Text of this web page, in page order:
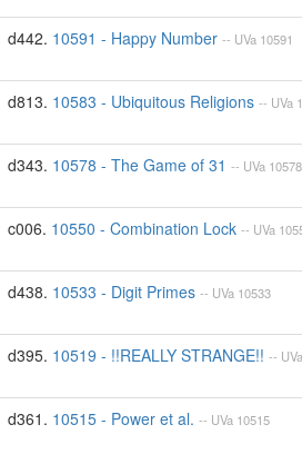
d442. 10591 - Happy Number -- UVa 10591
d813. 10583 - Ubiquitous Religions -- UVa
d343. 10578 - The Game of 31 -- UVa 10578
c006. 10550 - Combination Lock -- UVa
d438. 10533 - Digit Primes -- UVa 10533
d395. 10519 - !!REALLY STRANGE!! -- UVa
d361. 10515 - Power et al. -- UVa 10515